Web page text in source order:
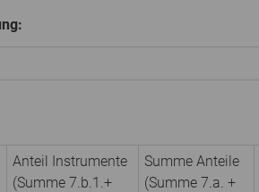
Anteil Instrumente
(Summe 7.b.1.+
Summe Anteile
(Summe 7.a. +